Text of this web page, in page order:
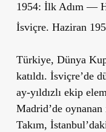
1954: İlk Adım —
İsviçre. Haziran
Türkiye, Dünya
katıldı. İsviçre’de
ay-yıldızlı ekip
Madrid’de
Takım,